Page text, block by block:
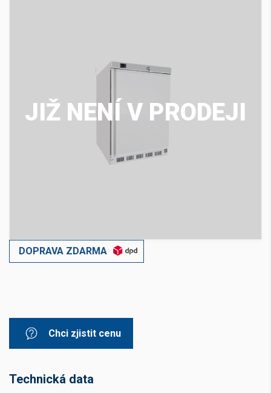
JIŽ NENÍ V PRODEJI
DOPRAVA ZDARMA
Chci zjistit cenu
Technická data